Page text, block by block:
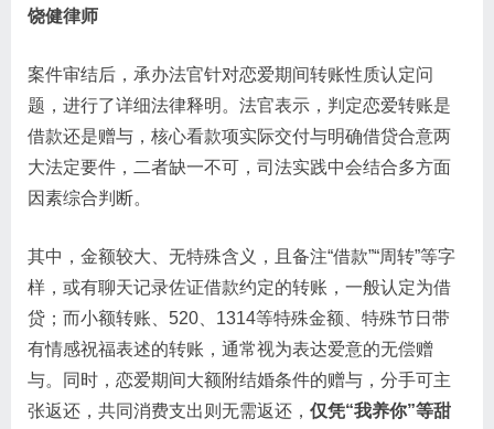
饶健律师
案件审结后，承办法官针对恋爱期间转账性质认定问
题，进行了详细法律释明。法官表示，判定恋爱转账是
借款还是赠与，核心看款项实际交付与明确借贷合意两
大法定要件，二者缺一不可，司法实践中会结合多方面
因素综合判断。
其中，金额较大、无特殊含义，且备注“借款”“周转”等字
样，或有聊天记录佐证借款约定的转账，一般认定为借
贷；而小额转账、520、1314等特殊金额、特殊节日带
有情感祝福表述的转账，通常视为表达爱意的无偿赠
与。同时，恋爱期间大额附结婚条件的赠与，分手可主
张返还，共同消费支出则无需返还， 仅凭“我养你”等甜